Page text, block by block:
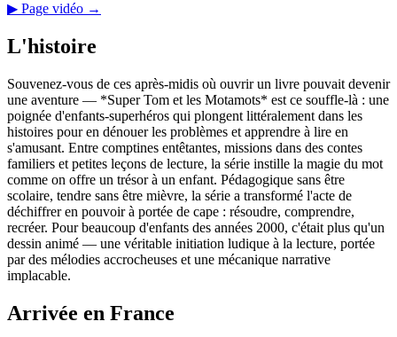
▶ Page vidéo →
L'histoire
Souvenez-vous de ces après-midis où ouvrir un livre pouvait devenir
une aventure — *Super Tom et les Motamots* est ce souffle-là : une
poignée d'enfants-superhéros qui plongent littéralement dans les
histoires pour en dénouer les problèmes et apprendre à lire en
s'amusant. Entre comptines entêtantes, missions dans des contes
familiers et petites leçons de lecture, la série instille la magie du mot
comme on offre un trésor à un enfant. Pédagogique sans être
scolaire, tendre sans être mièvre, la série a transformé l'acte de
déchiffrer en pouvoir à portée de cape : résoudre, comprendre,
recréer. Pour beaucoup d'enfants des années 2000, c'était plus qu'un
dessin animé — une véritable initiation ludique à la lecture, portée
par des mélodies accrocheuses et une mécanique narrative
implacable.
Arrivée en France